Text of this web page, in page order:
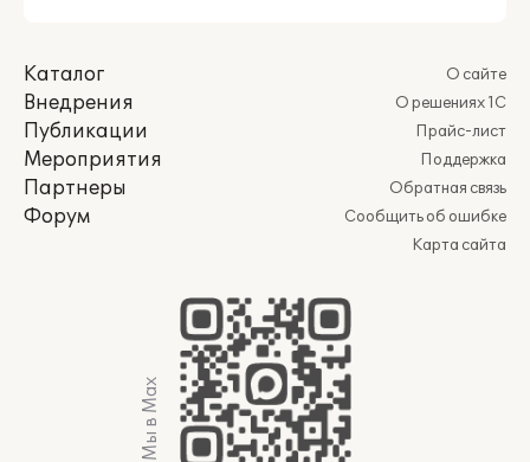
Каталог
Внедрения
Публикации
Мероприятия
Партнеры
Форум
О сайте
О решениях 1С
Прайс-лист
Поддержка
Обратная связь
Сообщить об ошибке
Карта сайта
Мы в Max